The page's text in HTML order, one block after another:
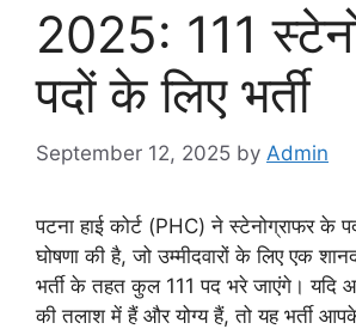
2025: 111
पदों के लिए भर्ती
September 12, 2025 by Admin
पटना हाई कोर्ट (PHC) ने स्टेनोग्राफर के
घोषणा की है, जो उम्मीदवारों के लिए एक
भर्ती के तहत कुल 111 पद भरे जाएंगे। यदि
की तलाश में हैं और योग्य हैं, तो यह भर्ती